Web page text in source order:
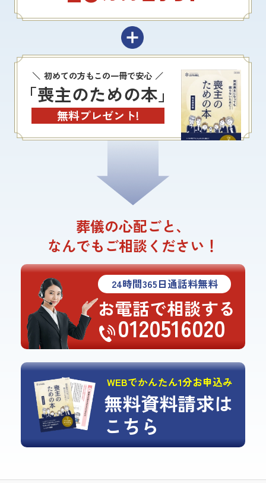
初めての方もこの一冊で安心
「喪主のための本」
無料プレゼント!
葬儀の心配ごと、
なんでもご相談ください！
24時間365日通話料無料
お電話で相談する
0120516020
WEBでかんたん1分お申込み
無料資料請求は
こちら